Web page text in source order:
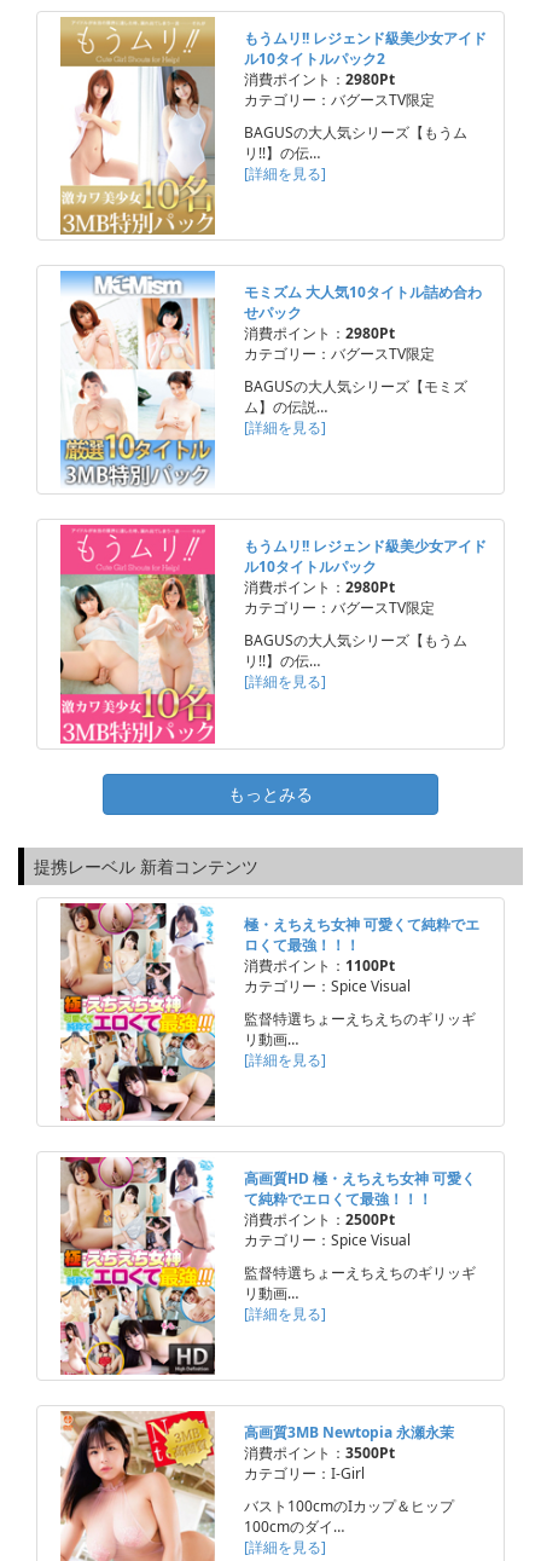
もうムリ!! レジェンド級美少女アイド
ル10タイトルパック2
消費ポイント： 2980Pt
カテゴリー：バグースTV限定
BAGUSの大人気シリーズ【もうム
リ!!】の伝…
[詳細を見る]
モミズム 大人気10タイトル詰め合わ
せパック
消費ポイント： 2980Pt
カテゴリー：バグースTV限定
BAGUSの大人気シリーズ【モミズ
ム】の伝説…
[詳細を見る]
もうムリ!! レジェンド級美少女アイド
ル10タイトルパック
消費ポイント： 2980Pt
カテゴリー：バグースTV限定
BAGUSの大人気シリーズ【もうム
リ!!】の伝…
[詳細を見る]
もっとみる
提携レーベル 新着コンテンツ
極・えちえち女神 可愛くて純粋でエ
ロくて最強！！！
消費ポイント： 1100Pt
カテゴリー：Spice Visual
監督特選ちょーえちえちのギリッギ
リ動画…
[詳細を見る]
高画質HD 極・えちえち女神 可愛く
て純粋でエロくて最強！！！
消費ポイント： 2500Pt
カテゴリー：Spice Visual
監督特選ちょーえちえちのギリッギ
リ動画…
[詳細を見る]
高画質3MB Newtopia 永瀬永茉
消費ポイント： 3500Pt
カテゴリー：I-Girl
バスト100cmのIカップ＆ヒップ
100cmのダイ…
[詳細を見る]